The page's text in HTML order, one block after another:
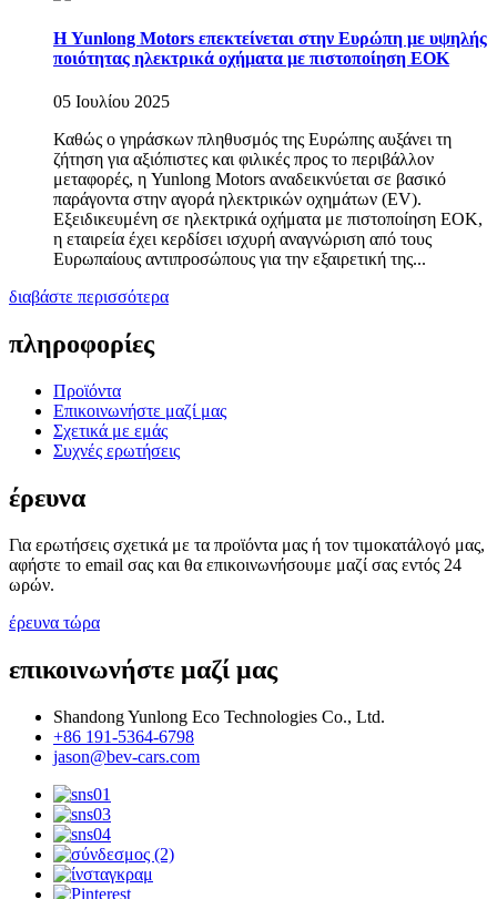
Η Yunlong Motors επεκτείνεται στην Ευρώπη με υψηλής
ποιότητας ηλεκτρικά οχήματα με πιστοποίηση ΕΟΚ
05 Ιουλίου 2025
Καθώς ο γηράσκων πληθυσμός της Ευρώπης αυξάνει τη
ζήτηση για αξιόπιστες και φιλικές προς το περιβάλλον
μεταφορές, η Yunlong Motors αναδεικνύεται σε βασικό
παράγοντα στην αγορά ηλεκτρικών οχημάτων (EV).
Εξειδικευμένη σε ηλεκτρικά οχήματα με πιστοποίηση ΕΟΚ,
η εταιρεία έχει κερδίσει ισχυρή αναγνώριση από τους
Ευρωπαίους αντιπροσώπους για την εξαιρετική της...
διαβάστε περισσότερα
πληροφορίες
Προϊόντα
Επικοινωνήστε μαζί μας
Σχετικά με εμάς
Συχνές ερωτήσεις
έρευνα
Για ερωτήσεις σχετικά με τα προϊόντα μας ή τον τιμοκατάλογό μας,
αφήστε το email σας και θα επικοινωνήσουμε μαζί σας εντός 24
ωρών.
έρευνα τώρα
επικοινωνήστε μαζί μας
Shandong Yunlong Eco Technologies Co., Ltd.
+86 191-5364-6798
jason@bev-cars.com